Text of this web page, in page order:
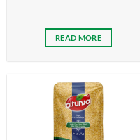
READ MORE